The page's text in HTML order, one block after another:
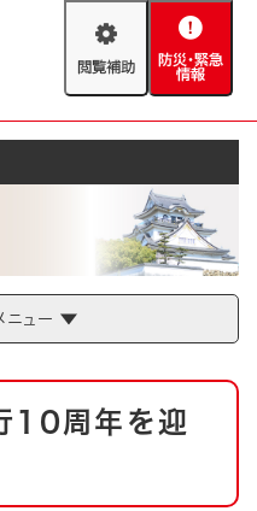
閲
助
防
緊
情
報
る
AED設置箇所
る
ニュー
10周年を迎